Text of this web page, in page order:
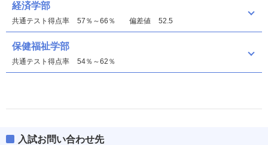
経済学部
共通テスト得点率 57％～66％ 偏差値 52.5
保健福祉学部
共通テスト得点率 54％～62％
入試お問い合わせ先